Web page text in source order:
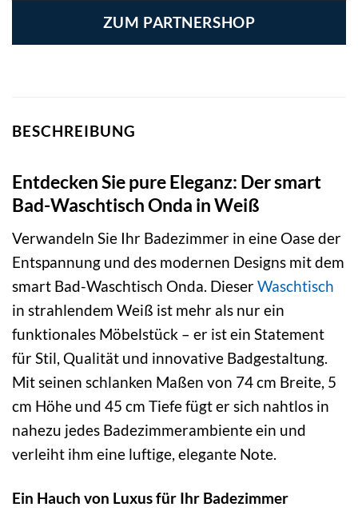
ZUM PARTNERSHOP
BESCHREIBUNG
Entdecken Sie pure Eleganz: Der smart
Bad-Waschtisch Onda in Weiß
Verwandeln Sie Ihr Badezimmer in eine Oase der
Entspannung und des modernen Designs mit dem
smart Bad-Waschtisch Onda. DieserWaschtisch
in strahlendem Weiß ist mehr als nur ein
funktionales Möbelstück – er ist ein Statement
für Stil, Qualität und innovative Badgestaltung.
Mit seinen schlanken Maßen von 74 cm Breite, 5
cm Höhe und 45 cm Tiefe fügt er sich nahtlos in
nahezu jedes Badezimmerambiente ein und
verleiht ihm eine luftige, elegante Note.
Ein Hauch von Luxus für Ihr Badezimmer